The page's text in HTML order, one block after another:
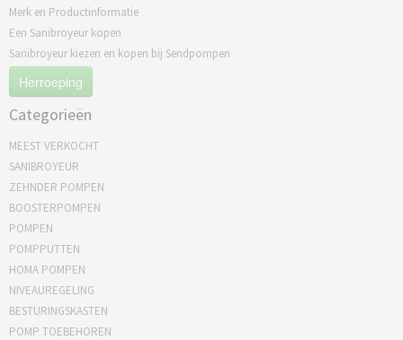
Merk en Productinformatie
Een Sanibroyeur kopen
Sanibroyeur kiezen en kopen bij Sendpompen
Herroeping
Categorieën
MEEST VERKOCHT
SANIBROYEUR
ZEHNDER POMPEN
BOOSTERPOMPEN
POMPEN
POMPPUTTEN
HOMA POMPEN
NIVEAUREGELING
BESTURINGSKASTEN
POMP TOEBEHOREN